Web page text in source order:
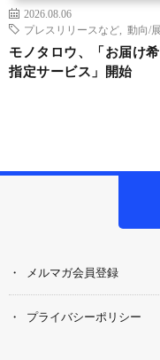
2026.08.06
プレスリリースなど
動向/
モノタロウ、「お届け
指定サービス」開始
メルマガ会員登録
プライバシーポリシー